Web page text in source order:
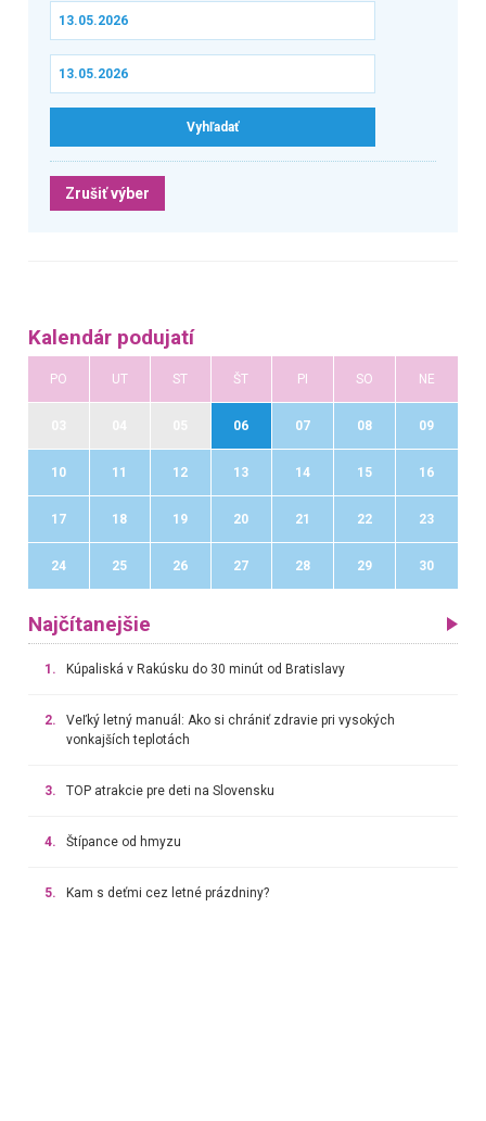
Zrušiť výber
Kalendár podujatí
PO UT ST ŠT PI SO NE
06 07 08 09
10 11 12 13 14 15 16
17 18 19 20 21 22 23
24 25 26 27 28 29 30
Najčítanejšie
1. Kúpaliská v Rakúsku do 30 minút od Bratislavy
2.
Veľký letný manuál: Ako si chrániť zdravie pri vysokých
vonkajších teplotách
3. TOP atrakcie pre deti na Slovensku
4. Štípance od hmyzu
5. Kam s deťmi cez letné prázdniny?